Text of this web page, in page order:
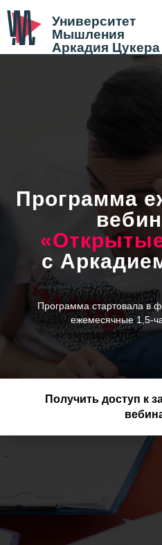
Университет
Мышления
Аркадия Цукера
Программа
с
Программа стартовала в
ежемесячные 1,5-
Получить доступ к